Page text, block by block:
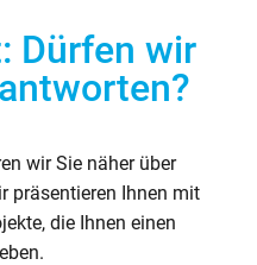
Dürfen wir
wir Sie näher über
präsentieren Ihnen mit
die Ihnen einen